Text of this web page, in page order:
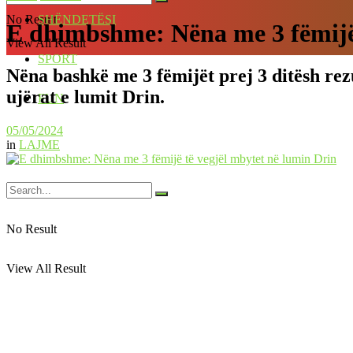
No Result
View All Result
SHËNDETËSI
SPORT
FUN
No Result
View All Result
E dhimbshme: Nëna me 3
Nëna bashkë me 3 fëmijët prej 3 ditësh
ujërat e lumit Drin.
05/05/2024
in LAJME